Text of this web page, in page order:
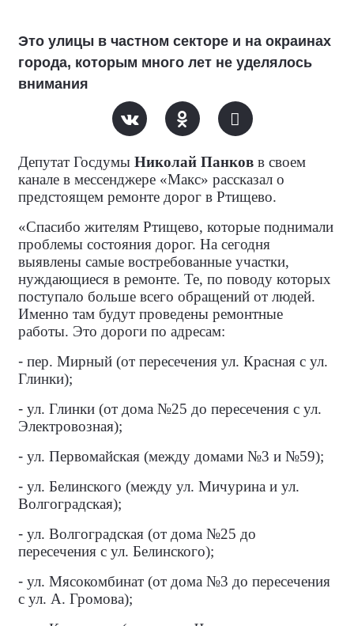
Это улицы в частном секторе и на окраинах
города, которым много лет не уделялось
внимания
Депутат Госдумы Николай Панков в своем
канале в мессенджере «Макс» рассказал о
предстоящем ремонте дорог в Ртищево.
«Спасибо жителям Ртищево, которые поднимали
проблемы состояния дорог. На сегодня
выявлены самые востребованные участки,
нуждающиеся в ремонте. Те, по поводу которых
поступало больше всего обращений от людей.
Именно там будут проведены ремонтные
работы. Это дороги по адресам:
- пер. Мирный (от пересечения ул. Красная с ул.
Глинки);
- ул. Глинки (от дома №25 до пересечения с ул.
Электровозная);
- ул. Первомайская (между домами №3 и №59);
- ул. Белинского (между ул. Мичурина и ул.
Волгоградская);
- ул. Волгоградская (от дома №25 до
пересечения с ул. Белинского);
- ул. Мясокомбинат (от дома №3 до пересечения
с ул. А. Громова);